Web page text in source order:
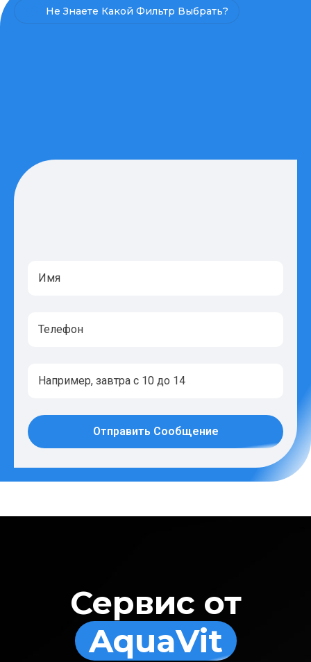
Не Знаете Какой Фильтр Выбрать?
Отправить Сообщение
Сервис от
AquaVit